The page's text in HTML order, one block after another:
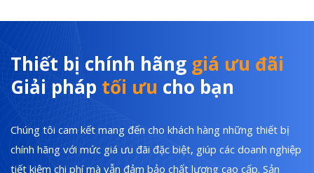
Thiết bị chính hãng giá ưu đãi
Giải pháp tối ưu cho bạn
Chúng tôi cam kết mang đến cho khách hàng những thiết bị
chính hãng với mức giá ưu đãi đặc biệt, giúp các doanh nghiệp
tiết kiệm chi phí mà vẫn đảm bảo chất lượng cao cấp. Sản